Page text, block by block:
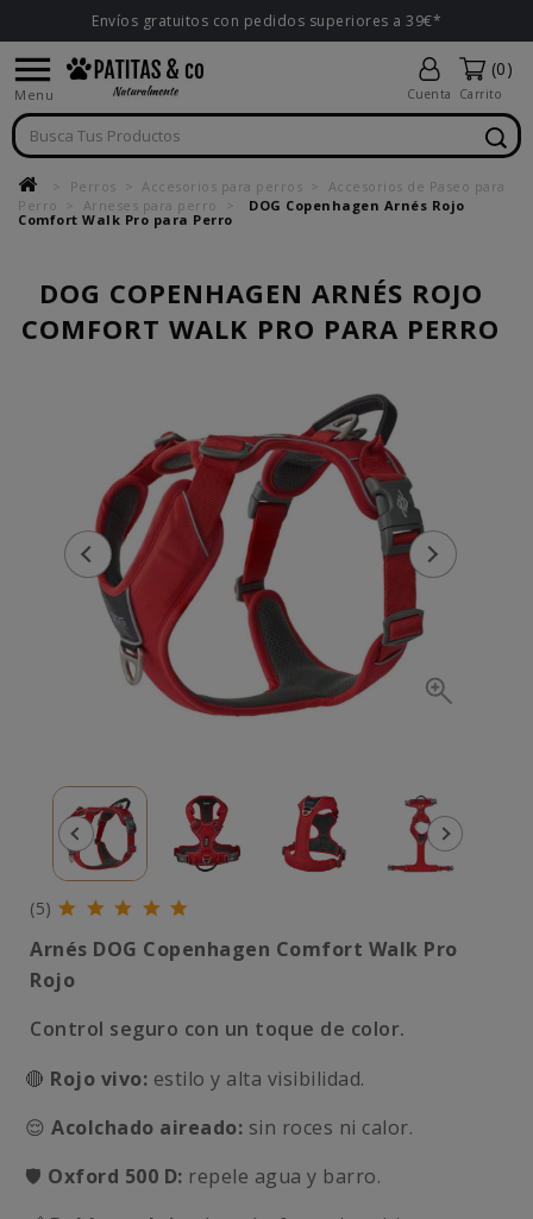
Envíos gratuitos con pedidos superiores a 39€*

Menu Cuenta
(0)
Carrito
Perros Accesorios para perros
Accesorios de Paseo para
Perro
Arneses para perro
DOG Copenhagen Arnés Rojo
Comfort Walk Pro para Perro
DOG COPENHAGEN ARNÉS ROJO
COMFORT WALK PRO PARA PERRO
(5)
Arnés DOG Copenhagen Comfort Walk Pro
Rojo
Control seguro con un toque de color.
🔴 Rojo vivo: estilo y alta visibilidad.
😌 Acolchado aireado: sin roces ni calor.
🛡️ Oxford 500 D: repele agua y barro.